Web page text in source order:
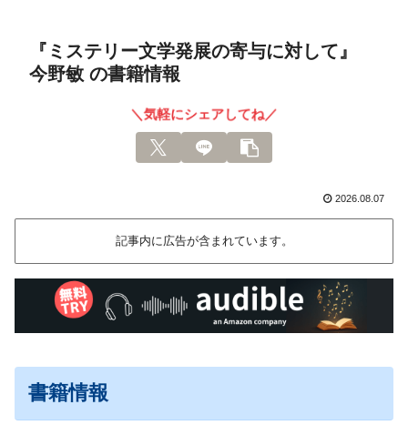
『ミステリー文学発展の寄与に対して』
今野敏 の書籍情報
＼気軽にシェアしてね／
2026.08.07
記事内に広告が含まれています。
書籍情報